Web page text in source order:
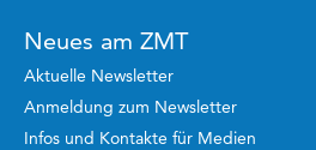
Neues am ZMT
Aktuelle Newsletter
Anmeldung zum Newsletter
Infos und Kontakte für Medien